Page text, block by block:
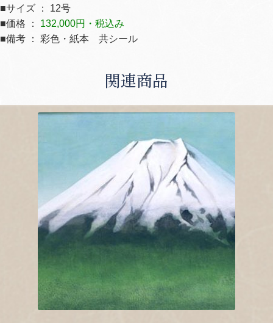
■サイズ ： 12号
■価格 ： 132,000円・税込み
■備考 ： 彩色・紙本 共シール
関連商品